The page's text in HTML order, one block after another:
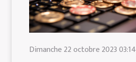
Dimanche 22 octobre 2023 03:14